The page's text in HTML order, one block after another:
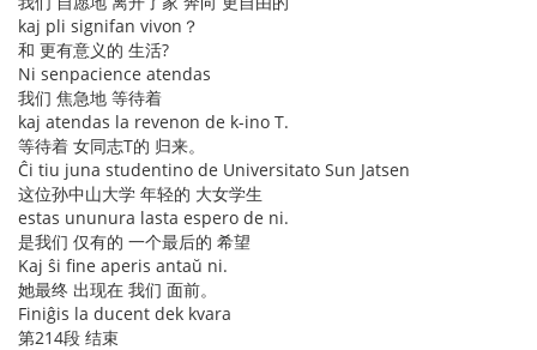
kaj pli signifan vivon？
和 更有意义的 生活?
Ni senpacience atendas
我们 焦急地 等待着
kaj atendas la revenon de k-ino T.
等待着 女同志T的 归来。
Ĉi tiu juna studentino de Universitato Sun Jatsen
这位孙中山大学 年轻的 大女学生
estas ununura lasta espero de ni.
是我们 仅有的 一个最后的 希望
Kaj ŝi fine aperis antaŭ ni.
她最终 出现在 我们 面前。
Finiĝis la ducent dek kvara
第214段 结束